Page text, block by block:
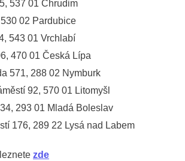
537 01 Chrudim
02 Pardubice
543 01 Vrchlabí
470 01 Česká Lípa
571, 288 02 Nymburk
92, 570 01 Litomyšl
293 01 Mladá Boleslav
176, 289 22 Lysá nad Labem
zde